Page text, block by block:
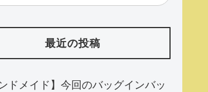
最近の投稿
ンドメイド】今回のバッグインバッ